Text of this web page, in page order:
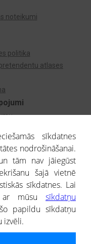
noteikumi
politika
atlases
sīkdatnes
nodrošināšanai.
tām nav jāiegūst
šajā vietnē
sīkdatnes. Lai
ar mūsu sīkdatņu
papildu sīkdatņu
izvēli.